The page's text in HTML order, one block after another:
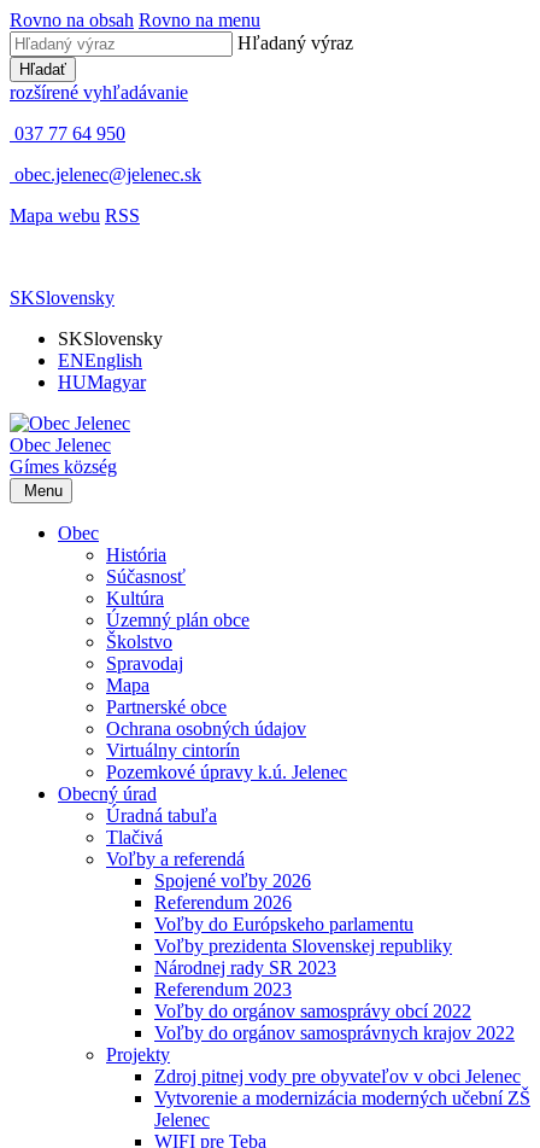
Rovno na obsah Rovno na menu
Hľadaný výraz
Hľadať
rozšírené vyhľadávanie
037 77 64 950
obec.jelenec@jelenec.sk
Mapa webu RSS
SKSlovensky
SKSlovensky
ENEnglish
HUMagyar
Obec Jelenec
Gímes község
Menu
Obec
História
Súčasnosť
Kultúra
Územný plán obce
Školstvo
Spravodaj
Mapa
Partnerské obce
Ochrana osobných údajov
Virtuálny cintorín
Pozemkové úpravy k.ú. Jelenec
Obecný úrad
Úradná tabuľa
Tlačivá
Voľby a referendá
Spojené voľby 2026
Referendum 2026
Voľby do Európskeho parlamentu
Voľby prezidenta Slovenskej republiky
Národnej rady SR 2023
Referendum 2023
Voľby do orgánov samosprávy obcí 2022
Voľby do orgánov samosprávnych krajov 2022
Projekty
Zdroj pitnej vody pre obyvateľov v obci Jelenec
Vytvorenie a modernizácia moderných učební ZŠ
Jelenec
WIFI pre Teba